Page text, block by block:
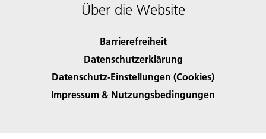
Über die Website
Barrierefreiheit
Datenschutzerklärung
Datenschutz-Einstellungen (Cookies)
Impressum & Nutzungsbedingungen